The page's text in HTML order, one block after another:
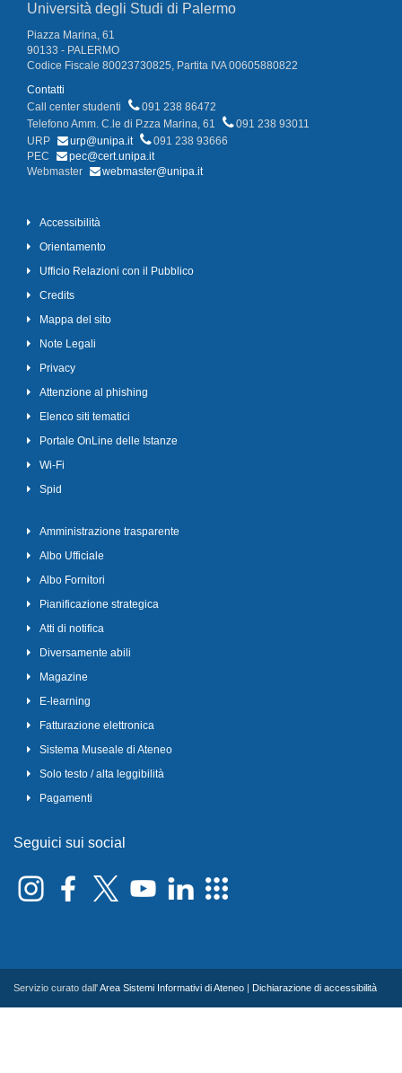
Università degli Studi di Palermo
Piazza Marina, 61
90133 - PALERMO
Codice Fiscale 80023730825, Partita IVA 00605880822
Contatti
Call center studenti
091 238 86472
Telefono Amm. C.le di P.zza Marina, 61
091 238 93011
URP
urp@unipa.it
091 238 93666
PEC
pec@cert.unipa.it
Webmaster
webmaster@unipa.it
Accessibilità
Orientamento
Ufficio Relazioni con il Pubblico
Credits
Mappa del sito
Note Legali
Privacy
Attenzione al phishing
Elenco siti tematici
Portale OnLine delle Istanze
Wi-Fi
Spid
Amministrazione trasparente
Albo Ufficiale
Albo Fornitori
Pianificazione strategica
Atti di notifica
Diversamente abili
Magazine
E-learning
Fatturazione elettronica
Sistema Museale di Ateneo
Solo testo / alta leggibilità
Pagamenti
Seguici sui social
Servizio curato dall'Area Sistemi Informativi di Ateneo Dichiarazione di accessibilità